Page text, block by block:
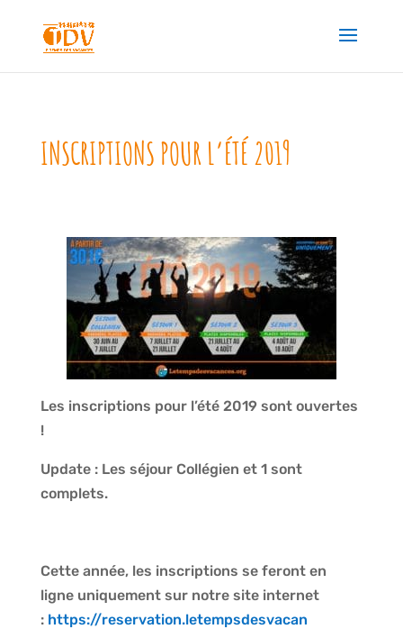
INSCRIPTIONS POUR L’ÉTÉ 2019
Les inscriptions pour l’été 2019 sont ouvertes
!
Update : Les séjour Collégien et 1 sont
complets.
Cette année, les inscriptions se feront en
ligne uniquement sur notre site internet
: https://reservation.letempsdesvacan